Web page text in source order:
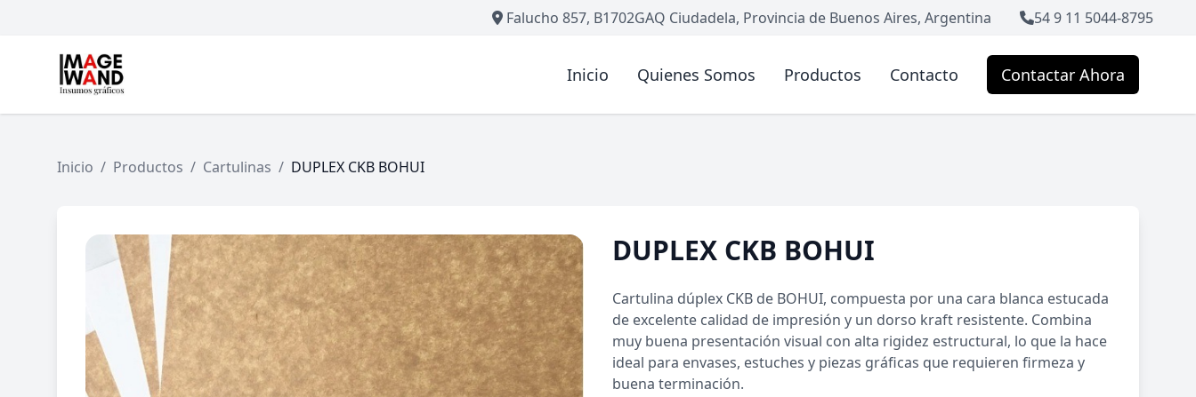
Falucho 857, B1702GAQ Ciudadela, Provincia de Buenos Aires, Argentina 54 9 11 5044-8795
Inicio Quienes Somos Productos Contacto Contactar Ahora
Inicio / Productos / Cartulinas / DUPLEX CKB BOHUI
DUPLEX CKB BOHUI
Cartulina dúplex CKB de BOHUI, compuesta por una cara blanca estucada
de excelente calidad de impresión y un dorso kraft resistente. Combina
muy buena presentación visual con alta rigidez estructural, lo que la hace
ideal para envases, estuches y piezas gráficas que requieren firmeza y
buena terminación.